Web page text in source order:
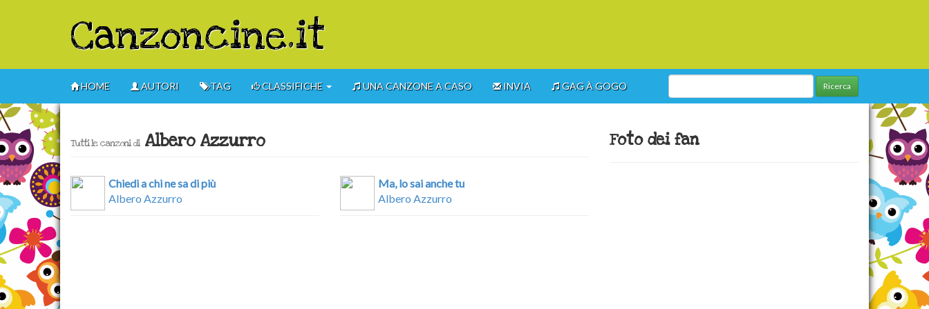
Canzoncine.it
HOME AUTORI TAG CLASSIFICHE UNA CANZONE A CASO INVIA GAG À GOGO Ricerca
Tutti le canzoni diAlbero Azzurro
Chiedi a chi ne sa di più
Albero Azzurro
Ma, lo sai anche tu
Albero Azzurro
Foto dei fan